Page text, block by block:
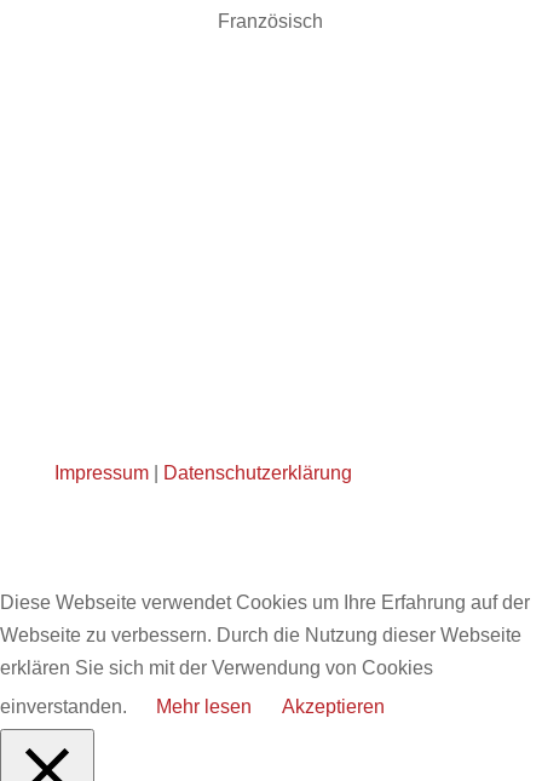
Französisch
Impressum| Datenschutzerklärung
Diese Webseite verwendet Cookies um Ihre Erfahrung auf der
Webseite zu verbessern. Durch die Nutzung dieser Webseite
erklären Sie sich mit der Verwendung von Cookies
einverstanden.
Mehr lesen Akzeptieren